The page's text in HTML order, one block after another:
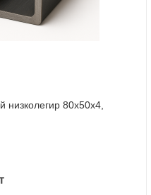
низколегир 80х50х4,